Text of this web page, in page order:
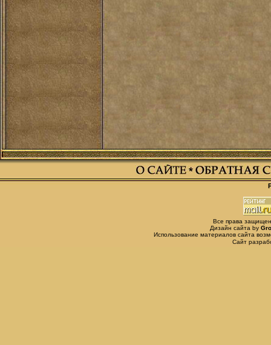
Все права
Дизайн сайта by
Использование материалов сайта
Сайт